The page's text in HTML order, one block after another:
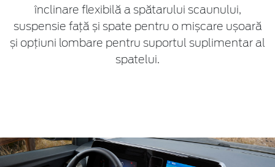
înclinare flexibilă a spătarului scaunului,
suspensie față și spate pentru o mișcare ușoară
și opțiuni lombare pentru suportul suplimentar al
spatelui.